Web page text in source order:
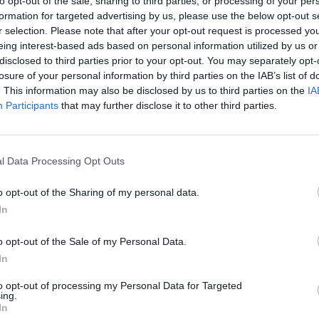
for targeted advertising by us, please use the below opt-out
selection. Please note that after your opt-out request is processed
interest-based ads based on personal information utilized by us
to third parties prior to your opt-out. You may separately
of your personal information by third parties on the IAB’s list of
This information may also be disclosed by us to third parties on the
Participants that may further disclose it to other third parties.
Data Processing Opt Outs
opt-out of the Sharing of my personal data.
opt-out of the Sale of my Personal Data.
opt-out of processing my Personal Data for Targeted
kisebb légiforgalomra számít az Eurocontrol a
becsülthöz képest 30 milliárd euróval több
áramlásszervezője legutóbb április végén készített
alakulhat a légiforgalom a kontinens fölött. A prognózis
felében már 13 százalékkal kevesebb gép közlekedett a
portfolio.hu hírarchívumához tartozik, melynek olvasása